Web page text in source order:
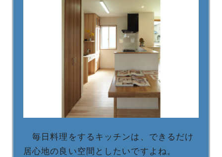
毎日料理をするキッチンは、できるだけ
居心地の良い空間としたいですよね。